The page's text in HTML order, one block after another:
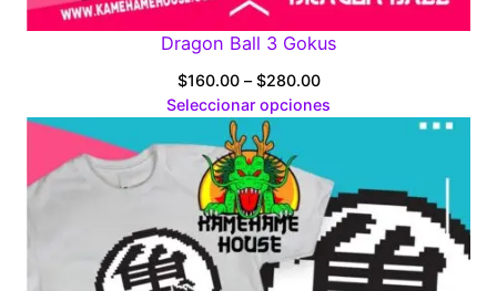
Dragon Ball 3 Gokus
$160.00 – $280.00Price
range:
$280.00
Seleccionar opciones